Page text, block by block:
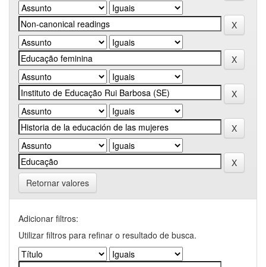
Retornar valores
Adicionar filtros:
Utilizar filtros para refinar o resultado de busca.